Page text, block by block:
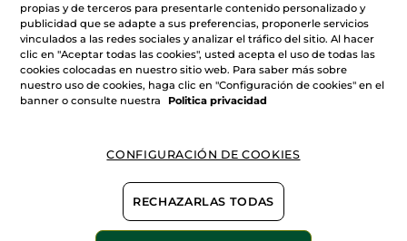
1+1 Micro-Sérum
Luminosidad Absoluta
AÑADIR A MI
CESTA
1+1 Crema de Día
Correctora Sublimadora
- Pieles Secas 50 ml
AÑADIR A MI
CESTA
-49%
propias y de terceros para presentarle contenido personalizado y
publicidad que se adapte a sus preferencias, proponerle servicios
vinculados a las redes sociales y analizar el tráfico del sitio. Al hacer
clic en "Aceptar todas las cookies", usted acepta el uso de todas las
cookies colocadas en nuestro sitio web. Para saber más sobre
nuestro uso de cookies, haga clic en "Configuración de cookies" en el
banner o consulte nuestra
Politica privacidad
CONFIGURACIÓN DE COOKIES
RECHAZARLAS TODAS